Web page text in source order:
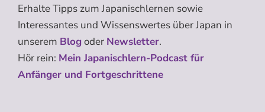
Erhalte Tipps zum Japanischlernen sowie
Interessantes und Wissenswertes über Japan in
unserem Blogoder Newsletter.
Hör rein: Mein Japanischlern-Podcast für
Anfänger und Fortgeschrittene